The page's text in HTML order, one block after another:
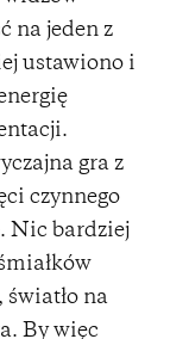
na jeden z
ustawiono i
gra z
czynnego
Nic bardziej
światło na
By więc